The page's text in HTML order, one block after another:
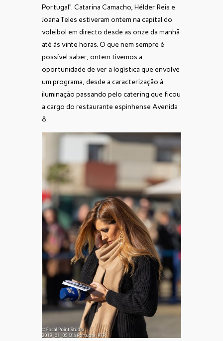
Portugal”. Catarina Camacho, Hélder Reis e
Joana Teles estiveram ontem na capital do
voleibol em directo desde as onze da manhã
até às vinte horas. O que nem sempre é
possível saber, ontem tivemos a
oportunidade de ver a logística que envolve
um programa, desde a caracterização à
iluminação passando pelo catering que ficou
a cargo do restaurante espinhense Avenida
8.